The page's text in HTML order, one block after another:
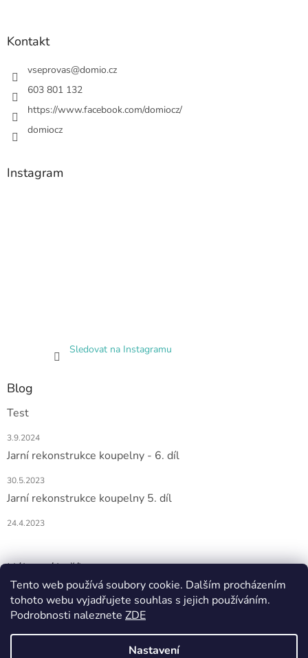
Tento web používá soubory cookie. Dalším procházením
tohoto webu vyjadřujete souhlas s jejich používáním.
Podrobnosti naleznete ZDE
Nastavení
Kontakt
vseprovas@domio.cz
603 801 132
https://www.facebook.com/domiocz/
domiocz
Instagram
Sledovat na Instagramu
Blog
Test
3.9.2024
Jarní rekonstrukce koupelny - 6. díl
30.5.2023
Jarní rekonstrukce koupelny 5. díl
24.4.2023
Nákupní košík
0KS /0 KČ
Vytvořil Shoptet